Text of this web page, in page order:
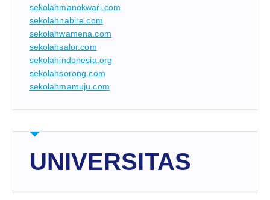
sekolahmanokwari.com
sekolahnabire.com
sekolahwamena.com
sekolahsalor.com
sekolahindonesia.org
sekolahsorong.com
sekolahmamuju.com
UNIVERSITAS